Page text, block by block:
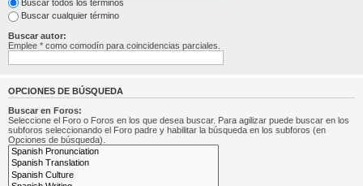
Buscar todos los términos
Buscar cualquier término
Buscar autor:
Emplee * como comodín para coincidencias parciales.
OPCIONES DE BÚSQUEDA
Buscar en Foros:
Seleccione el Foro o Foros en los que desea buscar. Para agilizar puede buscar en los
subforos seleccionando el Foro padre y habilitar la búsqueda en los subforos (en
Opciones de búsqueda).